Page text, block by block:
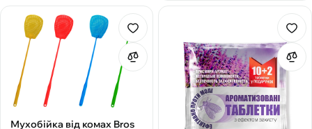
Мухобійка від комах Bros